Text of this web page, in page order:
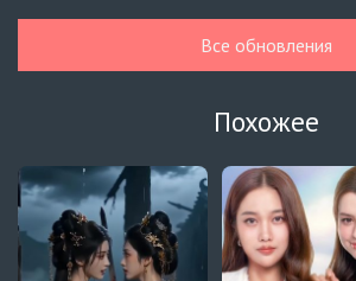
Автосабы русские / украинские
Кризис влюблённости в классе4 серия
Превью
Кризис влюблённости в классе3 серия
Автосабы русские / украинские
Все обновления
Похожее